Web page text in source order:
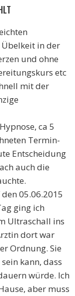
Übelkeit in der
und ohne
etc
mit der
ca 5
Termin-
Entscheidung
auch die
05.06.2015
ging ich
Ultraschall ins
dort war
Ordnung. Sie
kann, dass
würde. Ich
aber muss